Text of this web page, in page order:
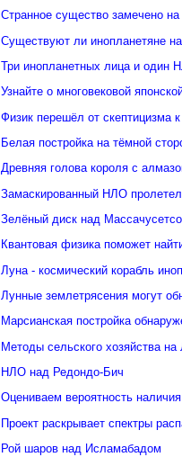
Странное существо замечено
Существуют ли инопланетяне
Три инопланетных лица и один
Узнайте о многовековой
Физик перешёл от скептицизма
Белая постройка на тёмной
Древняя голова короля с
Замаскированный НЛО
Зелёный диск над
Квантовая физика поможет
Луна - космический корабль
Лунные землетрясения могут
Марсианская постройка
Методы сельского хозяйства
НЛО над Редондо-Бич
Оцениваем вероятность
Проект раскрывает спектры
Рой шаров над Исламабадом